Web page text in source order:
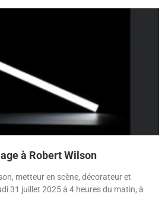
à Robert Wilson
metteur en scène, décorateur et
31 juillet 2025 à 4 heures du matin, à